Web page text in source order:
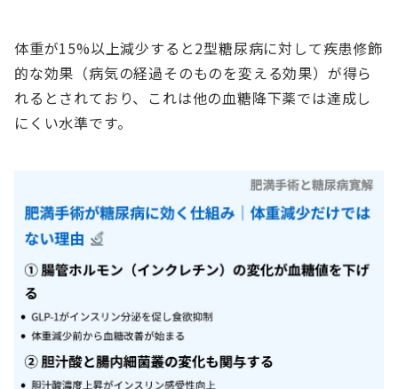
体重が15%以上減少すると2型糖尿病に対して疾患修飾
的な効果（病気の経過そのものを変える効果）が得ら
れるとされており、これは他の血糖降下薬では達成し
にくい水準です。